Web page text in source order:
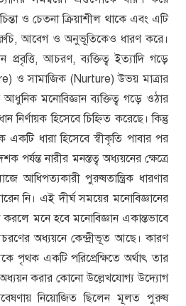
ও চেতনা ক্রিয়াশীল থাকে এবং এটি
আবেগ ও অনুভূতিকেও ধারণ করে।
আচরণ, ব্যক্তিত্ব ইত্যাদি গড়ে
ও সামাজিক (Nurture) উভয় মাত্রার
আধুনিক মনোবিজ্ঞান ব্যক্তিত্ব গড়ে ওঠার
নির্ণায়ক হিসেবে চিহ্নিত করেছে। কিন্তু
ধারা হিসেবে স্বীকৃতি পাবার পর
নারীর মনস্তত্ব অধ্যয়নের ক্ষেত্রে
আধিপত্যকারী পুরুষতান্ত্রিক ধারণার
নি। এই দীর্ঘ সময়ের মনোবিজ্ঞানের
মনে হবে মনোবিজ্ঞান একান্তভাবে
অধ্যয়নে কেন্দ্রীভূত আছে। কারণ
পৃথক একটি পরিপ্রেক্ষিতে অর্থাৎ তার
অধ্যয়ন করার কোনো উল্লেখযোগ্য উদ্যোগ
নিয়োজিত ছিলেন মূলত পুরুষ